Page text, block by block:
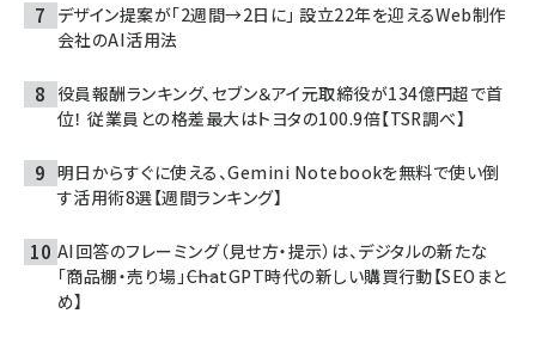
デザイン提案が「2週間→2日に」 設立22年を迎えるWeb制作
会社のAI活用法
役員報酬ランキング、セブン＆アイ元取締役が134億円超で首
位！ 従業員との格差最大はトヨタの100.9倍【TSR調べ】
明日からすぐに使える、Gemini Notebookを無料で使い倒
す活用術8選【週間ランキング】
AI回答のフレーミング（見せ方・提示）は、デジタルの新たな
「商品棚・売り場」――ChatGPT時代の新しい購買行動【SEOまと
め】